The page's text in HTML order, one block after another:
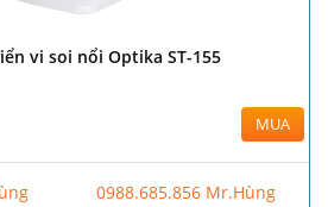
vi soi nổi Optika ST-155
MUA
0988.685.856 Mr.Hùng